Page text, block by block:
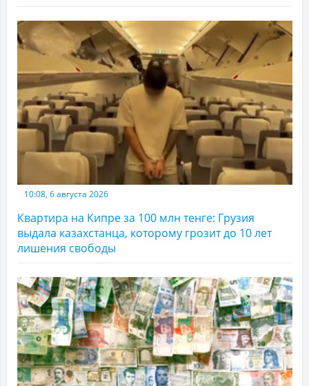
10:08, 6 августа 2026
Квартира на Кипре за 100 млн тенге: Грузия
выдала казахстанца, которому грозит до 10 лет
лишения свободы